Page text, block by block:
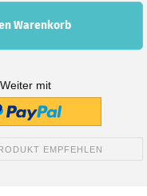
Warenkorb
Weiter mit
EMPFEHLEN